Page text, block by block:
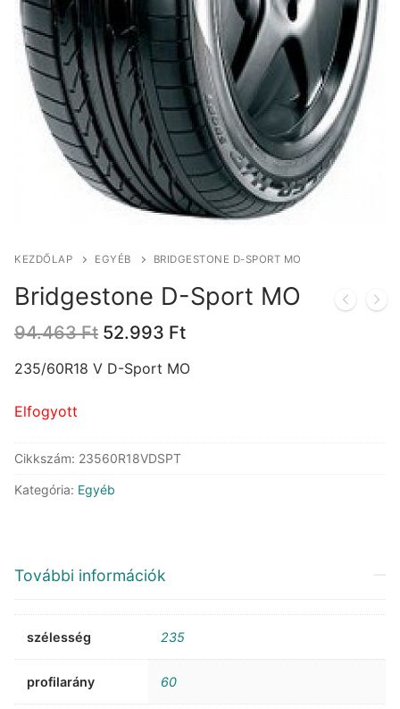
KEZDŐLAP EGYÉB BRIDGESTONE D-SPORT MO
Bridgestone D-Sport MO
94.463Ft Original
was:
52.993 FtCurrent
is:
235/60R18 V D-Sport MO
Elfogyott
Cikkszám: 23560R18VDSPT
Kategória: Egyéb
További információk
szélesség 235
profilarány 60